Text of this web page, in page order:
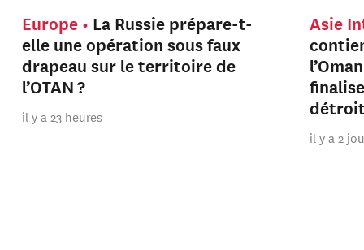
Europe
La Russie prépare-t-
elle une opération sous faux
drapeau sur le territoire de
l’OTAN ?
il y a 23 heures
Asie
il y a 2